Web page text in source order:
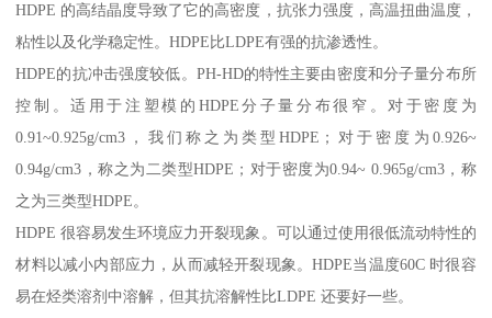
HDPE 的高结晶度导致了它的高密度，抗张力强度，高温扭曲温度，
粘性以及化学稳定性。HDPE 比LDPE有强的抗渗透性。
HDPE的抗冲击强度较低。 PH-HD的特性主要由密度和分子量分布所
控制。适用于注塑模的 HDPE 分子量分布很窄。对于密度为
0.91~0.925g/cm3 ，我们称之为类型HDPE ；对于密度为 0.926~
0.94g/cm3 ，称之为二类型HDPE ；对于密度为0.94~ 0.965g/cm3，称
之为三类型HDPE 。
HDPE很容易发生环境应力开裂现象。可以通过使用很低流动特性的
材料以减小内部应力，从而减轻开裂现象。HDPE当温度60C 时很容
易在烃类溶剂中溶解，但其抗溶解性比LDPE还要好一些。